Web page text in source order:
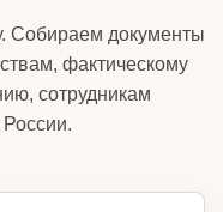
Собираем документы
фактическому
сотрудникам